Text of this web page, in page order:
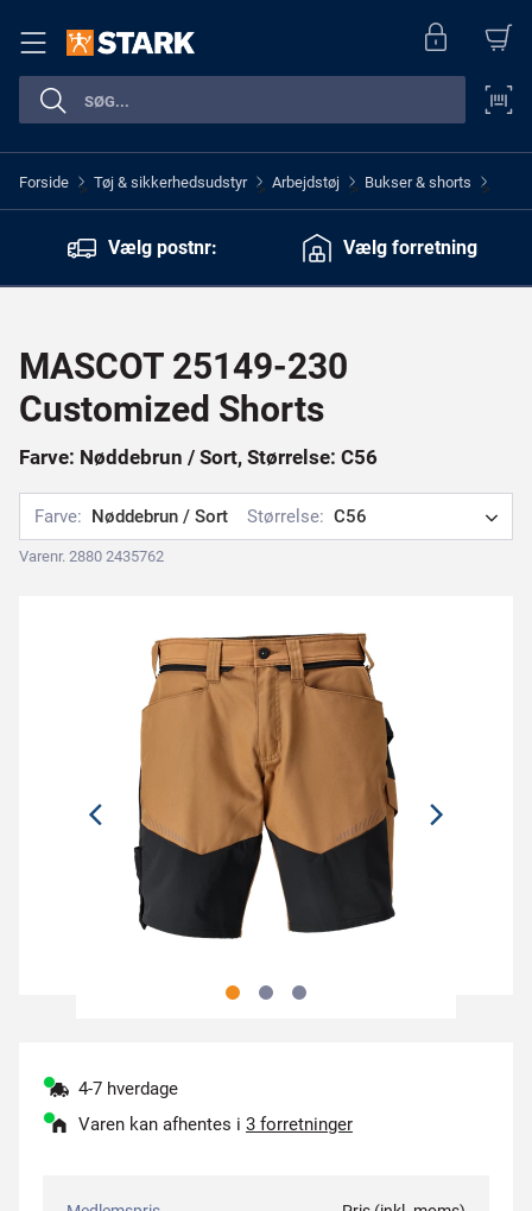
Forside > Tøj & sikkerhedsudstyr > Arbejdstøj > Bukser & shorts >
Vælg postnr: Vælg forretning
MASCOT 25149-230
Customized Shorts
Farve: Nøddebrun / Sort, Størrelse: C56
Farve: Nøddebrun / Sort Størrelse: C56
Varenr. 2880 2435762
4-7 hverdage
Varen kan afhentes i 3 forretninger